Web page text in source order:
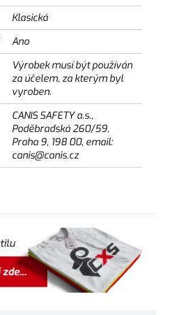
Klasická
Ano
Výrobek musí být používán
za účelem, za kterým byl
vyroben.
CANIS SAFETY a.s.,
Poděbradská 260/59,
Praha 9, 198 00, email:
canis@canis.cz